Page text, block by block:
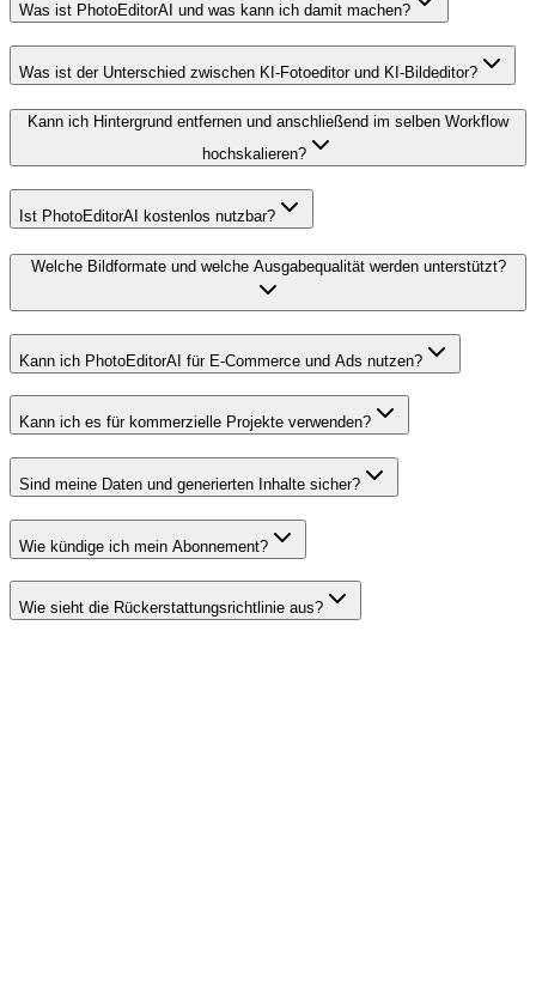
Was ist PhotoEditorAI und was kann ich damit machen?
Was ist der Unterschied zwischen KI-Fotoeditor und KI-Bildeditor?
Kann ich Hintergrund entfernen und anschließend im selben Workflow
hochskalieren?
Ist PhotoEditorAI kostenlos nutzbar?
Welche Bildformate und welche Ausgabequalität werden unterstützt?
Kann ich PhotoEditorAI für E-Commerce und Ads nutzen?
Kann ich es für kommerzielle Projekte verwenden?
Sind meine Daten und generierten Inhalte sicher?
Wie kündige ich mein Abonnement?
Wie sieht die Rückerstattungsrichtlinie aus?